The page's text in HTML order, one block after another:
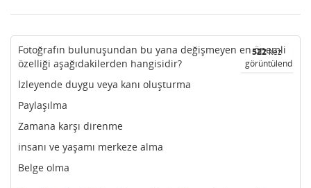
522kez
görüntülendi
Fotoğrafın bulunuşundan bu yana değişmeyen en önemli
özelliği aşağıdakilerden hangisidir?
İzleyende duygu veya kanı oluşturma
Paylaşılma
Zamana karşı direnme
insanı ve yaşamı merkeze alma
Belge olma